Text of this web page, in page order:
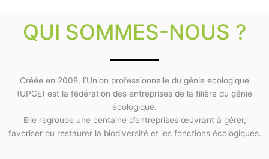
QUI SOMMES-NOUS ?
Créée en 2008, l’Union professionnelle du génie écologique
(UPGE) est la fédération des entreprises de la filière du génie
écologique.
Elle regroupe une centaine d’entreprises œuvrant à gérer,
favoriser ou restaurer la biodiversité et les fonctions écologiques.